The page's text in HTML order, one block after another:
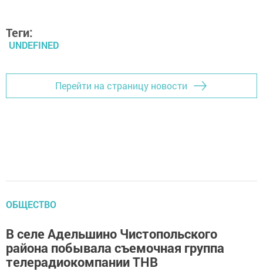
Теги:
UNDEFINED
Перейти на страницу новости
ОБЩЕСТВО
В селе Адельшино Чистопольского
района побывала съемочная группа
телерадиокомпании ТНВ